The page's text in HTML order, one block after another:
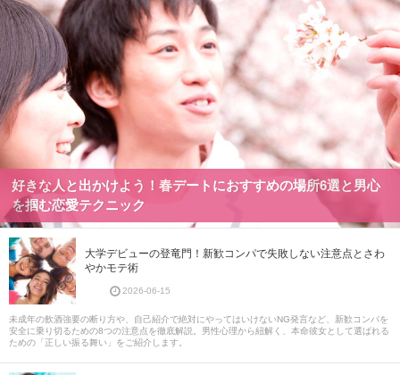
好きな人と出かけよう！春デートにおすすめの場所6選と男心
を掴む恋愛テクニック
大学デビューの登竜門！新歓コンパで失敗しない注意点とさわ
やかモテ術
2026-06-15
未成年の飲酒強要の断り方や、自己紹介で絶対にやってはいけないNG発言など、新歓コンパを
安全に乗り切るための8つの注意点を徹底解説。男性心理から紐解く、本命彼女として選ばれる
ための「正しい振る舞い」をご紹介します。